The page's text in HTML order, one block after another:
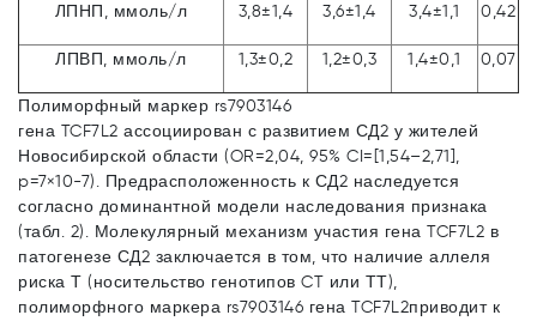
ЛПНП, ммоль/л 3,8±1,4 3,6±1,4 3,4±1,1 0,42
ЛПВП, ммоль/л 1,3±0,2 1,2±0,3 1,4±0,1 0,07
Полиморфный маркер rs7903146
гена TCF7L2 ассоциирован с развитием СД2 у жителей
Новосибирской области (OR=2,04, 95% CI=[1,54–2,71],
p=7×10-7). Предрасположенность к СД2 наследуется
согласно доминантной модели наследования признака
(табл. 2). Молекулярный механизм участия гена TCF7L2 в
патогенезе СД2 заключается в том, что наличие аллеля
риска Т (носительство генотипов CT или ТТ),
полиморфного маркера rs7903146 гена TCF7L2приводит к